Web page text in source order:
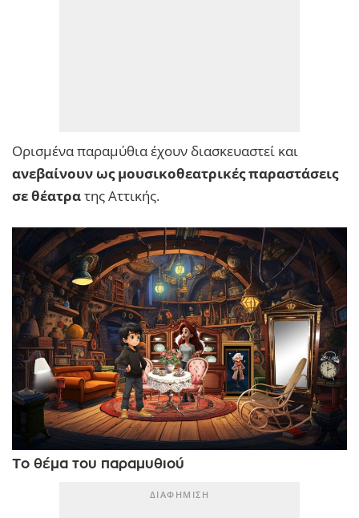
Ορισμένα παραμύθια έχουν διασκευαστεί και
ανεβαίνουν ως μουσικοθεατρικές παραστάσεις
σε θέατρατης Αττικής.
Το θέμα του παραμυθιού